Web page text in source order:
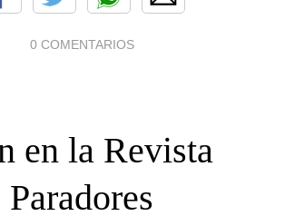
0 COMENTARIOS
en la Revista
Paradores